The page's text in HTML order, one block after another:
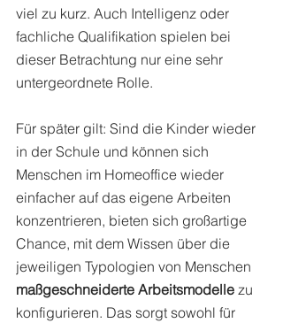
viel zu kurz. Auch Intelligenz oder
fachliche Qualifikation spielen bei
dieser Betrachtung nur eine sehr
untergeordnete Rolle.
Für später gilt: Sind die Kinder wieder
in der Schule und können sich
Menschen im Homeoffice wieder
einfacher auf das eigene Arbeiten
konzentrieren, bieten sich großartige
Chance, mit dem Wissen über die
jeweiligen Typologien von Menschen
maßgeschneiderte Arbeitsmodelle zu
konfigurieren. Das sorgt sowohl für